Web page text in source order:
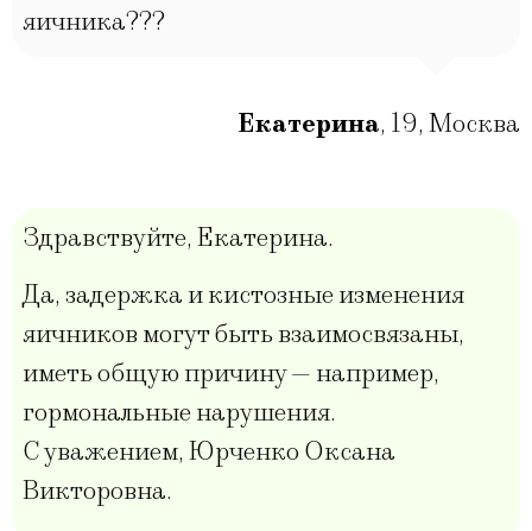
яичника???
Екатерина, 19, Москва
Здравствуйте, Екатерина.
Да, задержка и кистозные изменения
яичников могут быть взаимосвязаны,
иметь общую причину — например,
гормональные нарушения.
С уважением, Юрченко Оксана
Викторовна.